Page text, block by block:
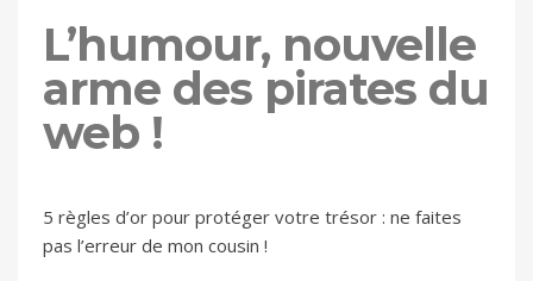
L’humour, nouvelle
arme des pirates du
web !
5 règles d’or pour protéger votre trésor : ne faites
pas l’erreur de mon cousin !